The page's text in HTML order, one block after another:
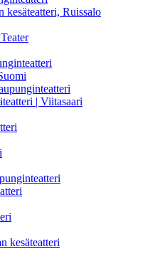
kesäteatteri, Ruissalo
| Viitasaari
kesäteatteri